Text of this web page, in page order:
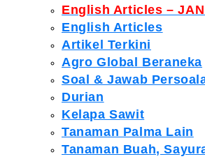
English Articles –
English Articles
Artikel Terkini
Agro Global Beraneka
Soal & Jawab
Durian
Kelapa Sawit
Tanaman Palma Lain
Tanaman Buah,